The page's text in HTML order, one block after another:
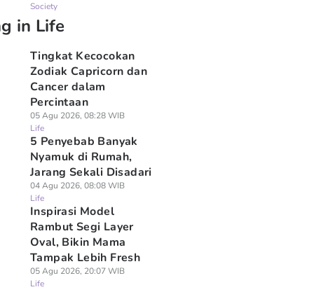
Society
in Life
Tingkat Kecocokan
Zodiak Capricorn dan
Cancer dalam
Percintaan
05 Agu 2026, 08:28 WIB
Life
5 Penyebab Banyak
Nyamuk di Rumah,
Jarang Sekali Disadari
04 Agu 2026, 08:08 WIB
Life
Inspirasi Model
Rambut Segi Layer
Oval, Bikin Mama
Tampak Lebih Fresh
05 Agu 2026, 20:07 WIB
Life